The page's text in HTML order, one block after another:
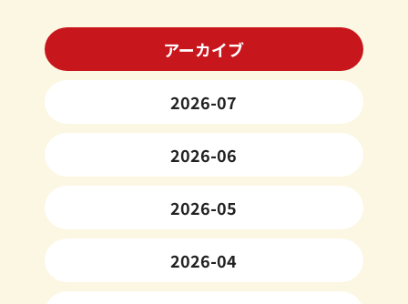
アーカイブ
2026-07
2026-06
2026-05
2026-04